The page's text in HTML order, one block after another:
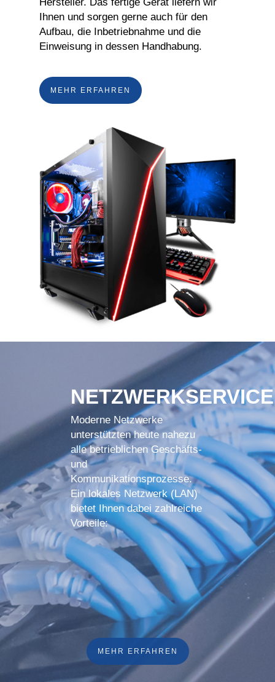
Ihnen und sorgen gerne auch für den
Aufbau, die Inbetriebnahme und die
Einweisung in dessen Handhabung.
MEHR ERFAHREN
NETZWERKSERVICE
Moderne Netzwerke
unterstützten heute nahezu
alle betrieblichen Geschäfts-
und
Kommunikationsprozesse.
Ein lokales Netzwerk (LAN)
bietet Ihnen dabei zahlreiche
Vorteile:
MEHR ERFAHREN